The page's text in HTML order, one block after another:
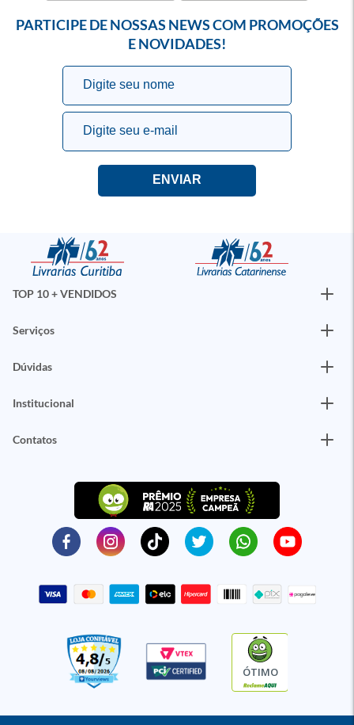
PARTICIPE DE NOSSAS NEWS COM PROMOÇÕES
E NOVIDADES!
TOP 10 + VENDIDOS
Serviços
Dúvidas
Institucional
Contatos
ÓTIMO